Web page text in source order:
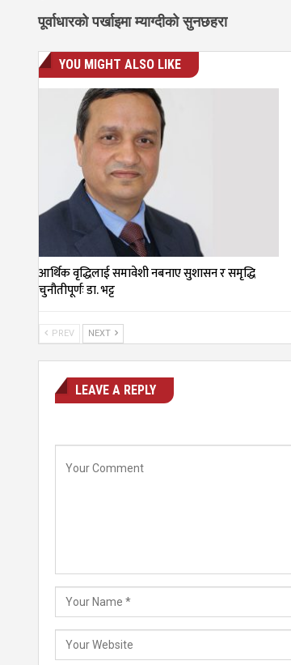
पूर्वाधारको पर्खाइमा म्याग्दीको सुनछहरा
YOU MIGHT ALSO LIKE
आर्थिक वृद्धिलाई समावेशी नबनाए सुशासन र समृद्धि
चुनौतीपूर्णः डा. भट्ट
PREV NEXT
LEAVE A REPLY